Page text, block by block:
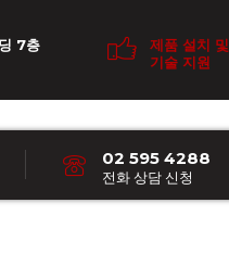
제품 설치 및
기술 지원
7층
02 595 4288
전화 상담 신청